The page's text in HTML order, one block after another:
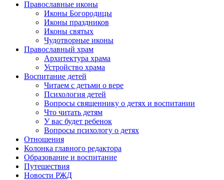
Православные иконы
Иконы Богородицы
Иконы праздников
Иконы святых
Чудотворные иконы
Православный храм
Архитектура храма
Устройство храма
Воспитание детей
Читаем с детьми о вере
Психология детей
Вопросы священнику о детях и воспитании
Что читать детям
У вас будет ребенок
Вопросы психологу о детях
Отношения
Колонка главного редактора
Образование и воспитание
Путешествия
Новости РЖД